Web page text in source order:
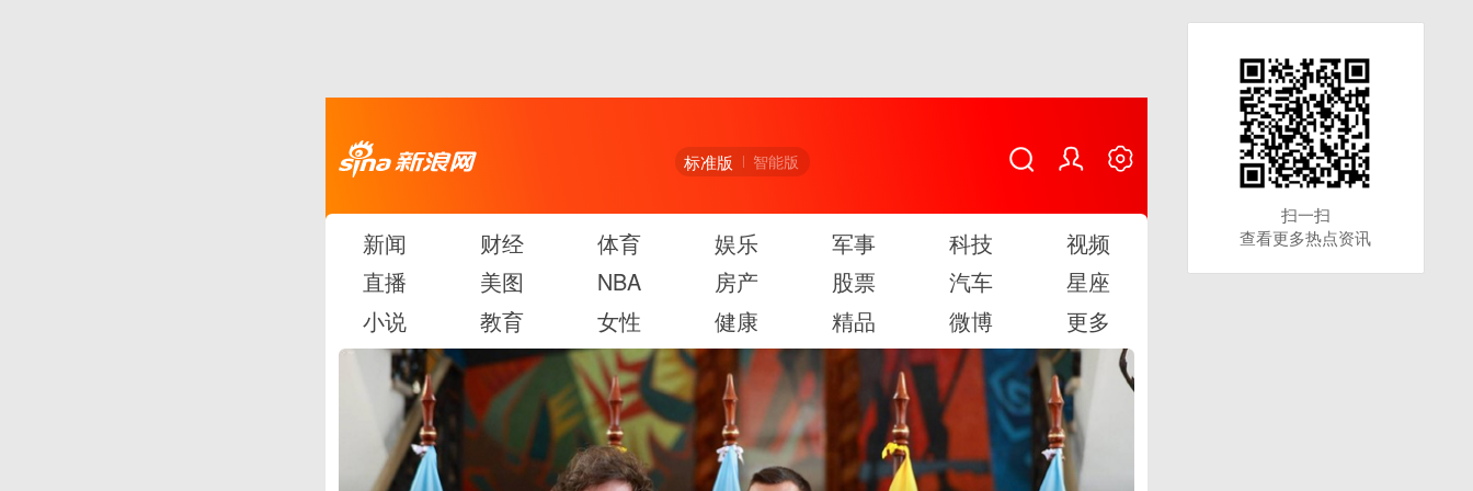
标准版 智能版
新闻 财经 体育 娱乐 军事 科技
视频
直播
美图 NBA 房产 股票 汽车
星座
小说
教育 女性 健康 精品 微博 更多
扫一扫
查看更多热点资讯
扫一扫
查看更多热点资讯